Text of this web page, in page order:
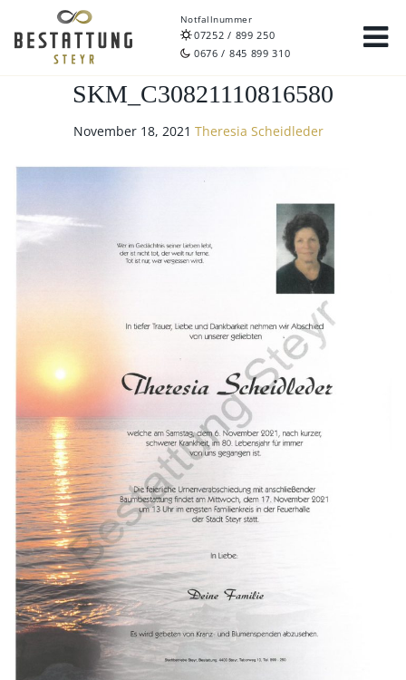
Notfallnummer
07252 / 899 250
0676 / 845 899 310
SKM_C30821110816580
November 18, 2021 Theresia Scheidleder